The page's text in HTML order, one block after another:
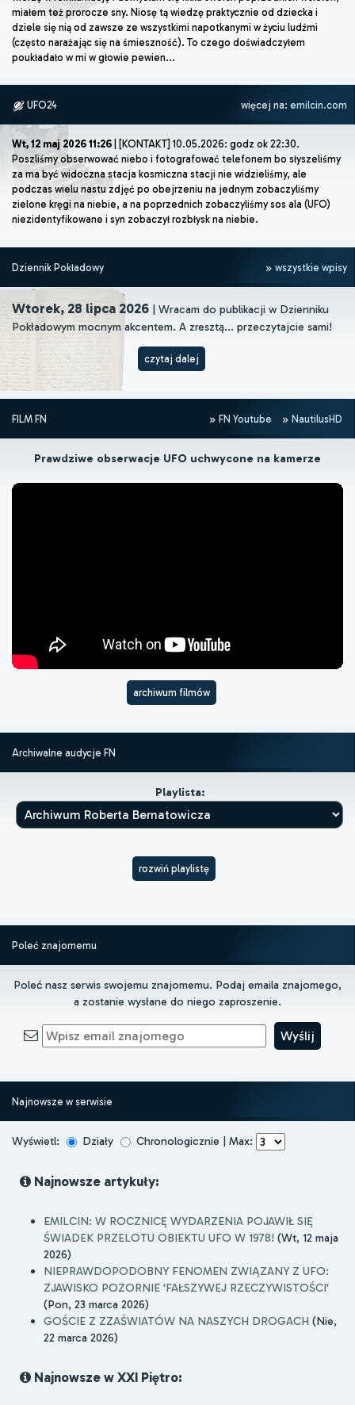
miałem też prorocze sny. Niosę tą wiedzę praktycznie od dziecka i
dziele się nią od zawsze ze wszystkimi napotkanymi w życiu ludźmi
(często narażając się na śmieszność). To czego doświadczyłem
poukładało w mi w głowie pewien...
UFO24 więcej na: emilcin.com
Wt, 12 maj 2026 11:26 | [KONTAKT] 10.05.2026: godz ok 22:30.
Poszliśmy obserwować niebo i fotografować telefonem bo słyszeliśmy
za ma być widoczna stacja kosmiczna stacji nie widzieliśmy, ale
podczas wielu nastu zdjęć po obejrzeniu na jednym zobaczyliśmy
zielone kręgi na niebie, a na poprzednich zobaczyliśmy sos ala (UFO)
niezidentyfikowane i syn zobaczył rozbłysk na niebie.
Dziennik Pokładowy wszystkie wpisy
Wtorek, 28 lipca 2026 | Wracam do publikacji w Dzienniku
Pokładowym mocnym akcentem. A zresztą... przeczytajcie sami!
czytaj dalej
FILM FN FN Youtube NautilusHD
Prawdziwe obserwacje UFO uchwycone na kamerze
archiwum filmów
Archiwalne audycje FN
Playlista:
rozwiń playlistę
Poleć znajomemu
Poleć nasz serwis swojemu znajomemu. Podaj emaila znajomego,
a zostanie wysłane do niego zaproszenie.
Najnowsze w serwisie
Wyświetl: Działy Chronologicznie | Max:
Najnowsze artykuły:
EMILCIN: W ROCZNICĘ WYDARZENIA POJAWIŁ SIĘ
ŚWIADEK PRZELOTU OBIEKTU UFO W 1978! (Wt, 12 maja
2026)
NIEPRAWDOPODOBNY FENOMEN ZWIĄZANY Z UFO:
ZJAWISKO POZORNIE 'FAŁSZYWEJ RZECZYWISTOŚCI'
(Pon, 23 marca 2026)
GOŚCIE Z ZZAŚWIATÓW NA NASZYCH DROGACH (Nie,
22 marca 2026)
Najnowsze w XXI Piętro: